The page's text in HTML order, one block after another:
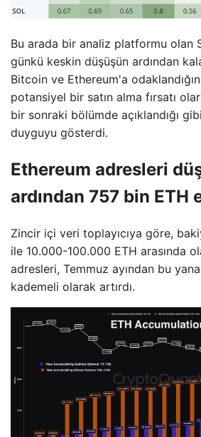
Bu arada bir analiz platformu olan
günkü keskin düşüşün ardından
Bitcoin ve Ethereum'a
potansiyel bir satın alma fırsatı
bir sonraki bölümde açıklandığı
duyguyu gösterdi.
Ethereum adresleri
ardından 757 bin ETH
Zincir içi veri toplayıcıya göre,
ile 10.000-100.000 ETH arasında
adresleri, Temmuz ayından bu
kademeli olarak artırdı.